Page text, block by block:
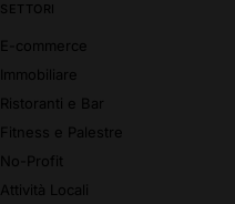
SETTORI
E-commerce
Immobiliare
Ristoranti e Bar
Fitness e Palestre
No-Profit
Attività Locali